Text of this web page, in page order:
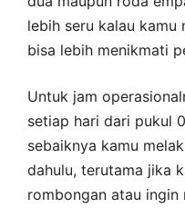
lebih seru kalau
bisa lebih menikmati
Untuk jam
setiap hari dari pukul
sebaiknya kamu
dahulu, terutama jika
rombongan atau